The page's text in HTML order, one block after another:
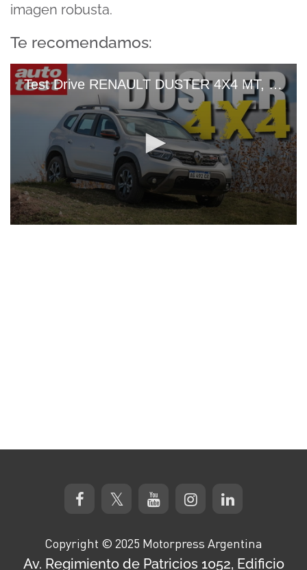
imagen robusta.
Te recomendamos:
Test Drive RENAULT DUSTER 4X4 MT, ¿El Off Road Más Conveniente
Copyright © 2025 Motorpress Argentina
Av. Regimiento de Patricios 1052, Edificio